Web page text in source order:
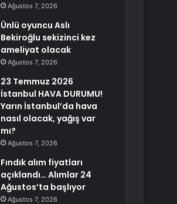
Ağustos 7, 2026
Ünlü oyuncu Aslı
Bekiroğlu sekizinci kez
ameliyat olacak
Ağustos 7, 2026
23 Temmuz 2026
İstanbul HAVA DURUMU!
Yarın İstanbul’da hava
nasıl olacak, yağış var
mı?
Ağustos 7, 2026
Fındık alım fiyatları
açıklandı… Alımlar 24
Ağustos’ta başlıyor
Ağustos 7, 2026